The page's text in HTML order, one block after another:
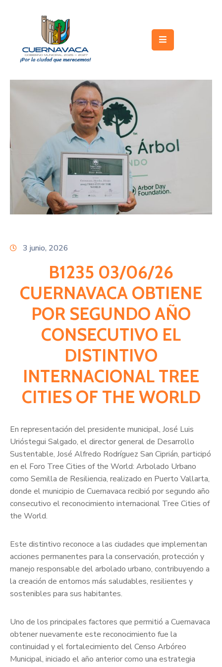
Gobierno
Licitaciones
Transparencia
Directorio
3 junio, 2026
B1235 03/06/26
CUERNAVACA OBTIENE
POR SEGUNDO AÑO
CONSECUTIVO EL
DISTINTIVO
INTERNACIONAL TREE
CITIES OF THE WORLD
En representación del presidente municipal, José Luis
Urióstegui Salgado, el director general de Desarrollo
Sustentable, José Alfredo Rodríguez San Ciprián, participó
en el Foro Tree Cities of the World: Arbolado Urbano
como Semilla de Resiliencia, realizado en Puerto Vallarta,
donde el municipio de Cuernavaca recibió por segundo año
consecutivo el reconocimiento internacional Tree Cities of
the World.
Este distintivo reconoce a las ciudades que implementan
acciones permanentes para la conservación, protección y
manejo responsable del arbolado urbano, contribuyendo a
la creación de entornos más saludables, resilientes y
sostenibles para sus habitantes.
Uno de los principales factores que permitió a Cuernavaca
obtener nuevamente este reconocimiento fue la
continuidad y el fortalecimiento del Censo Arbóreo
Municipal, iniciado el año anterior como una estrategia